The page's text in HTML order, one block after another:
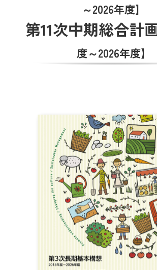
施設一覧
リクルート情報のご案
情報閲覧サービスの利用規約
～2026年度】
第11次中期総合計
度～2026年度】